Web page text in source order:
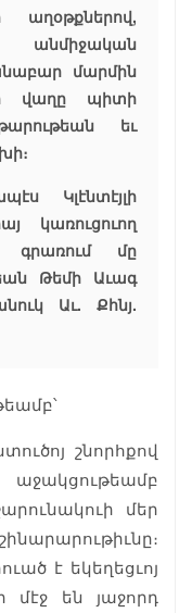
աղօթքներով,
մարմին
վաղը պիտի
եւ
Կլէնտէյլի
կառուցուող
գրառում մը
Թեմի Աւագ
Աւ. Քհնյ.
շնորհքով
մեր
է եկեղեցւոյ
մէջ են յաջորդ